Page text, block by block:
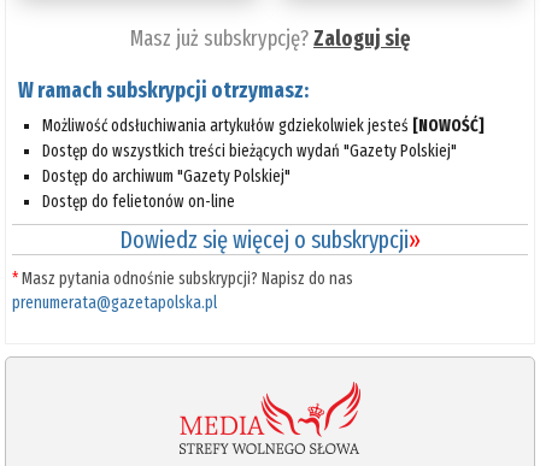
Masz już subskrypcję?Zaloguj się
W ramach subskrypcji otrzymasz:
Możliwość odsłuchiwania artykułów gdziekolwiek jesteś [NOWOŚĆ]
Dostęp do wszystkich treści bieżących wydań "Gazety Polskiej"
Dostęp do archiwum "Gazety Polskiej"
Dostęp do felietonów on-line
Dowiedz się więcej o subskrypcji»
*Masz pytania odnośnie subskrypcji? Napisz do nas
prenumerata@gazetapolska.pl